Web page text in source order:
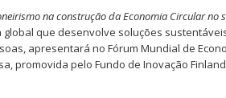
na construção da Economia Circular
global que desenvolve soluções
apresentará no Fórum Mundial de
promovida pelo Fundo de Inovação